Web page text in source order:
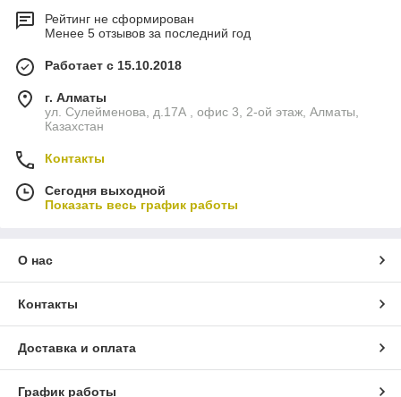
Рейтинг не сформирован
Менее 5 отзывов за последний год
Работает с 15.10.2018
г. Алматы
ул. Сулейменова, д.17А , офис 3, 2-ой этаж, Алматы,
Казахстан
Контакты
Сегодня выходной
Показать весь график работы
О нас
Контакты
Доставка и оплата
График работы